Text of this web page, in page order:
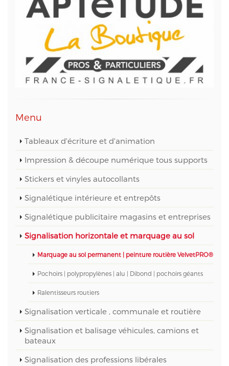
vous pouvez exercer votre droit d'accès aux
données vous concernant et les faire rectifier en
contactant M. Christophe PATRY, responsable
technique web et des données informatiques, au
05 56 67 68 01 ou par mail sur info@aptetude.net.
Menu
Tableaux d'écriture et d'animation
Impression & découpe numérique tous supports
Stickers et vinyles autocollants
Signalétique intérieure et entrepôts
Signalétique publicitaire magasins et entreprises
Signalisation horizontale et marquage au sol
Marquage au sol permanent | peinture routière VelvetPRO®
Pochoirs | polypropylènes | alu | Dibond | pochoirs géants
Ralentisseurs routiers
Signalisation verticale , communale et routière
Signalisation et balisage véhicules, camions et
bateaux
Signalisation des professions libérales